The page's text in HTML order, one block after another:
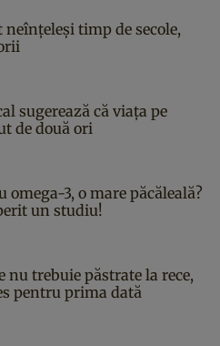
timp de secole,
sugerează că viața pe
de două ori
omega-3, o mare păcăleală?
un studiu!
nu trebuie păstrate la rece,
pentru prima dată